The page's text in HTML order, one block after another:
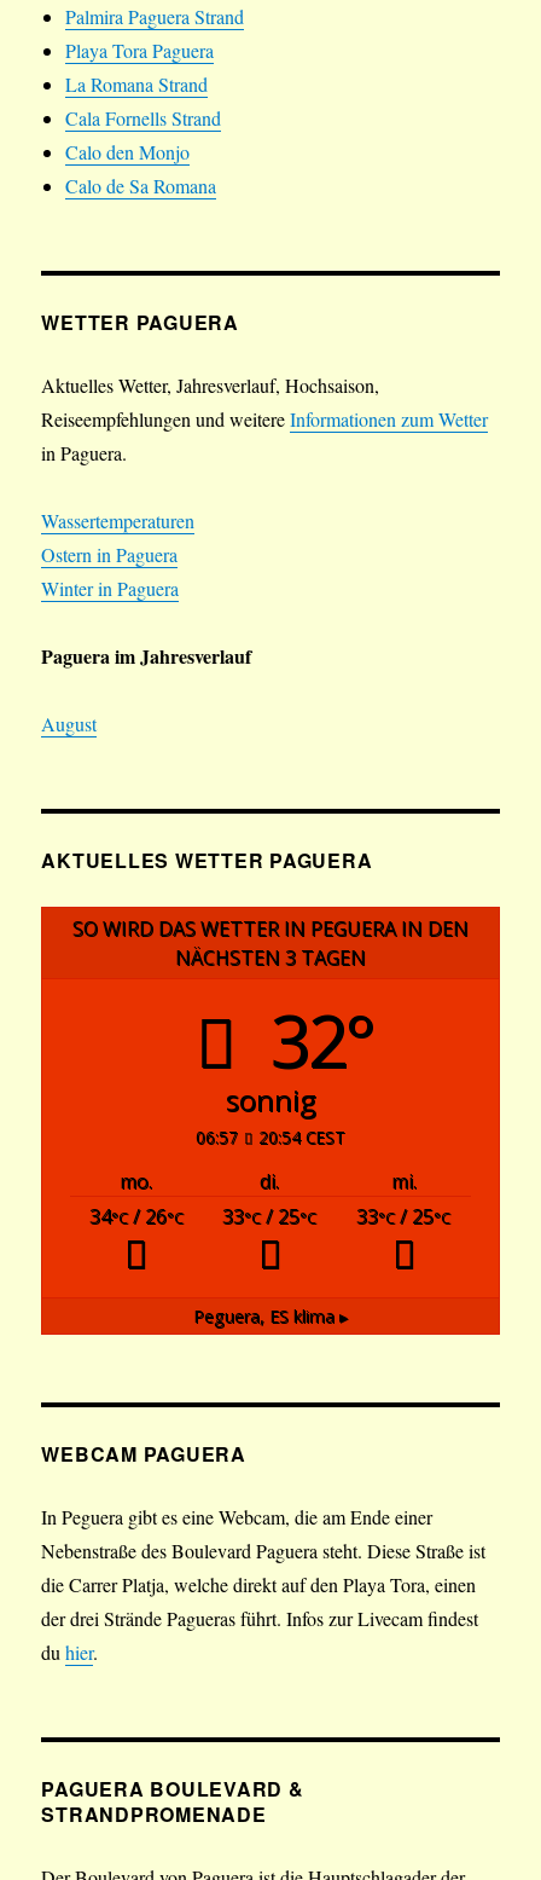
Palmira Paguera Strand
Playa Tora Paguera
La Romana Strand
Cala Fornells Strand
Calo den Monjo
Calo de Sa Romana
WETTER PAGUERA
Aktuelles Wetter, Jahresverlauf, Hochsaison,
Reiseempfehlungen und weitereInformationen zum Wetter
in Paguera.
Wassertemperaturen
Ostern in Paguera
Winter in Paguera
Paguera im Jahresverlauf
August
AKTUELLES WETTER PAGUERA
SO WIRD DAS WETTER IN PEGUERA IN DEN
NÄCHSTEN 3 TAGEN
32°
sonnig
06:57 20:54 CEST
mo. di.
mi.
34°C/ 26°C 33°C/ 25°C 33°C/ 25°C
Peguera, ES klima ▸
WEBCAM PAGUERA
In Peguera gibt es eine Webcam, die am Ende einer
Nebenstraße des Boulevard Paguera steht. Diese Straße ist
die Carrer Platja, welche direkt auf den Playa Tora, einen
der drei Strände Pagueras führt. Infos zur Livecam findest
duhier.
PAGUERA BOULEVARD &
STRANDPROMENADE